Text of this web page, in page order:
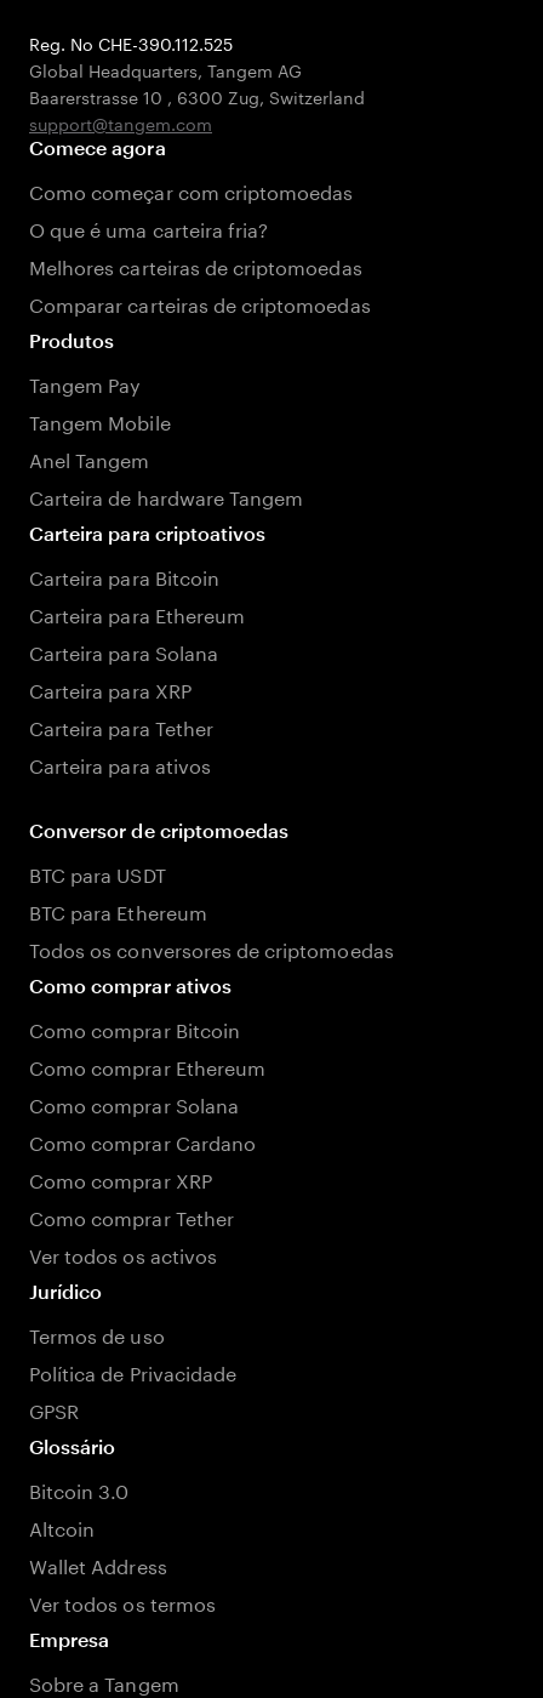
Reg. No CHE-390.112.525
Global Headquarters, Tangem AG
Baarerstrasse 10 , 6300 Zug, Switzerland
support@tangem.com
Comece agora
Como começar com criptomoedas
O que é uma carteira fria?
Melhores carteiras de criptomoedas
Comparar carteiras de criptomoedas
Produtos
Tangem Pay
Tangem Mobile
Anel Tangem
Carteira de hardware Tangem
Carteira para criptoativos
Carteira para Bitcoin
Carteira para Ethereum
Carteira para Solana
Carteira para XRP
Carteira para Tether
Carteira para ativos
Conversor de criptomoedas
BTC para USDT
BTC para Ethereum
Todos os conversores de criptomoedas
Como comprar ativos
Como comprar Bitcoin
Como comprar Ethereum
Como comprar Solana
Como comprar Cardano
Como comprar XRP
Como comprar Tether
Ver todos os activos
Jurídico
Termos de uso
Política de Privacidade
GPSR
Glossário
Bitcoin 3.0
Altcoin
Wallet Address
Ver todos os termos
Empresa
Sobre a Tangem